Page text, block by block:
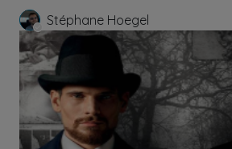
Stéphane Hoegel